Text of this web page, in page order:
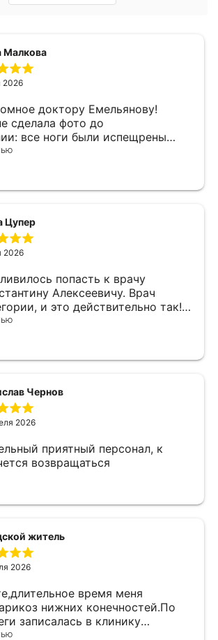
Малкова
2026
доктору Емельянову!
сделала фото до
все ноги были испещрены
Пришлось сделать 5 процедур
отзыв по результату.
увидела на пляже, спросила,
всяких похвал!
Цупер
2026
попасть к врачу
Алексеевичу. Врач
и это действительно так!
разъяснил про мой варикоз,
Чернов
2026
приятный персонал, к
возвращаться
житель
2026
время меня
нижних конечностей.По
записалась в клинику
на прием к Новикову
авторским